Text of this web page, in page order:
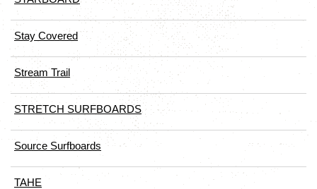
Stay Covered
Stream Trail
STRETCH SURFBOARDS
Source Surfboards
TAHE